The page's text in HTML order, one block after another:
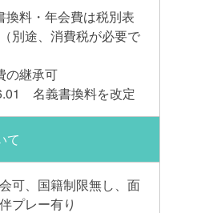
換料・年会費は税別表
別途、消費税が必要で
の継承可
名義書換料を改定
て
可、国籍制限無し、面
プレー有り